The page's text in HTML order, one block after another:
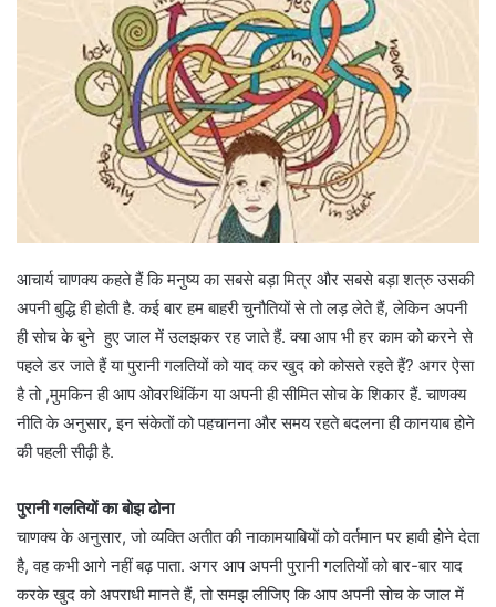
आचार्य चाणक्य कहते हैं कि मनुष्य का सबसे बड़ा मित्र और सबसे बड़ा शत्रु उसकी
अपनी बुद्धि ही होती है. कई बार हम बाहरी चुनौतियों से तो लड़ लेते हैं, लेकिन अपनी
ही सोच के बुने हुए जाल में उलझकर रह जाते हैं. क्या आप भी हर काम को करने से
पहले डर जाते हैं या पुरानी गलतियों को याद कर खुद को कोसते रहते हैं? अगर ऐसा
है तो ,मुमकिन ही आप ओवरथिंकिंग या अपनी ही सीमित सोच के शिकार हैं. चाणक्य
नीति के अनुसार, इन संकेतों को पहचानना और समय रहते बदलना ही कानयाब होने
की पहली सीढ़ी है.
पुरानी गलतियों का बोझ ढोना
चाणक्य के अनुसार, जो व्यक्ति अतीत की नाकामयाबियों को वर्तमान पर हावी होने देता
है, वह कभी आगे नहीं बढ़ पाता. अगर आप अपनी पुरानी गलतियों को बार-बार याद
करके खुद को अपराधी मानते हैं, तो समझ लीजिए कि आप अपनी सोच के जाल में